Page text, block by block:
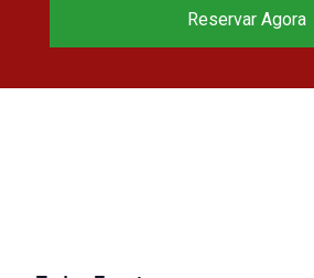
Reservar Agora